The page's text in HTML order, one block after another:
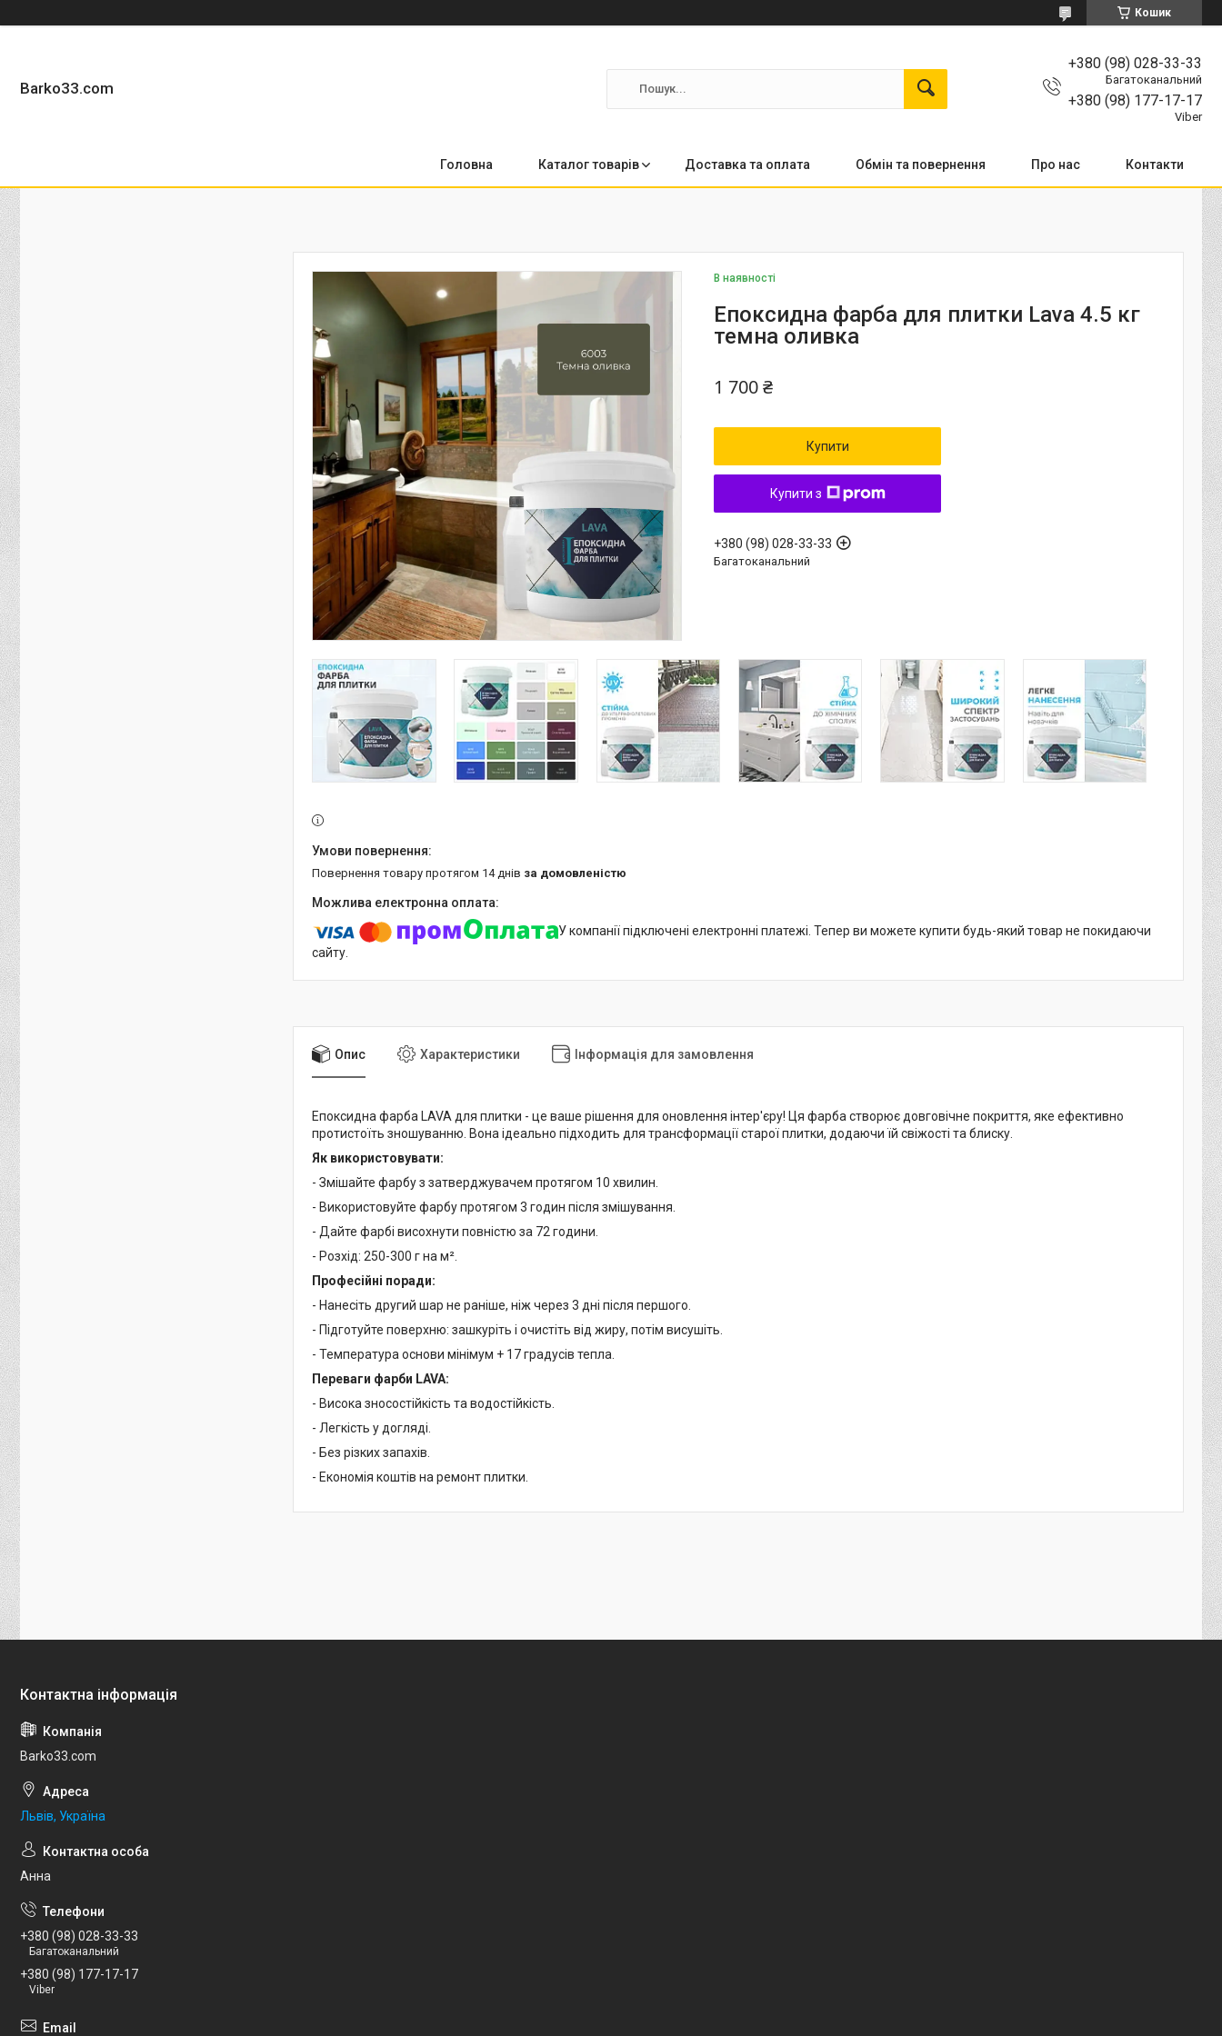
Кошик
Barko33.com
+380 (98) 028-33-33
Багатоканальний
+380 (98) 177-17-17
Viber
Головна Каталог товарів Доставка та оплата Обмін та повернення Про нас Контакти
В наявності
Епоксидна фарба для плитки Lava 4.5 кг
темна оливка
1 700 ₴
Купити
Купити з
+380 (98) 028-33-33
Багатоканальний
повернення товару протягом 14 днів за домовленістю
У компанії підключені електронні платежі. Тепер ви можете купити будь-який товар не покидаючи
сайту.
Опис Характеристики Інформація для замовлення
Епоксидна фарба LAVA для плитки - це ваше рішення для оновлення інтер'єру! Ця фарба створює довговічне покриття, яке ефективно
протистоїть зношуванню. Вона ідеально підходить для трансформації старої плитки, додаючи їй свіжості та блиску.
Як використовувати:
- Змішайте фарбу з затверджувачем протягом 10 хвилин.
- Використовуйте фарбу протягом 3 годин після змішування.
- Дайте фарбі висохнути повністю за 72 години.
- Розхід: 250-300 г на м².
Професійні поради:
- Нанесіть другий шар не раніше, ніж через 3 дні після першого.
- Підготуйте поверхню: зашкуріть і очистіть від жиру, потім висушіть.
- Температура основи мінімум + 17 градусів тепла.
Переваги фарби LAVA:
- Висока зносостійкість та водостійкість.
- Легкість у догляді.
- Без різких запахів.
- Економія коштів на ремонт плитки.
Barko33.com
Львів, Україна
Анна
+380 (98) 028-33-33
Багатоканальний
+380 (98) 177-17-17
Viber